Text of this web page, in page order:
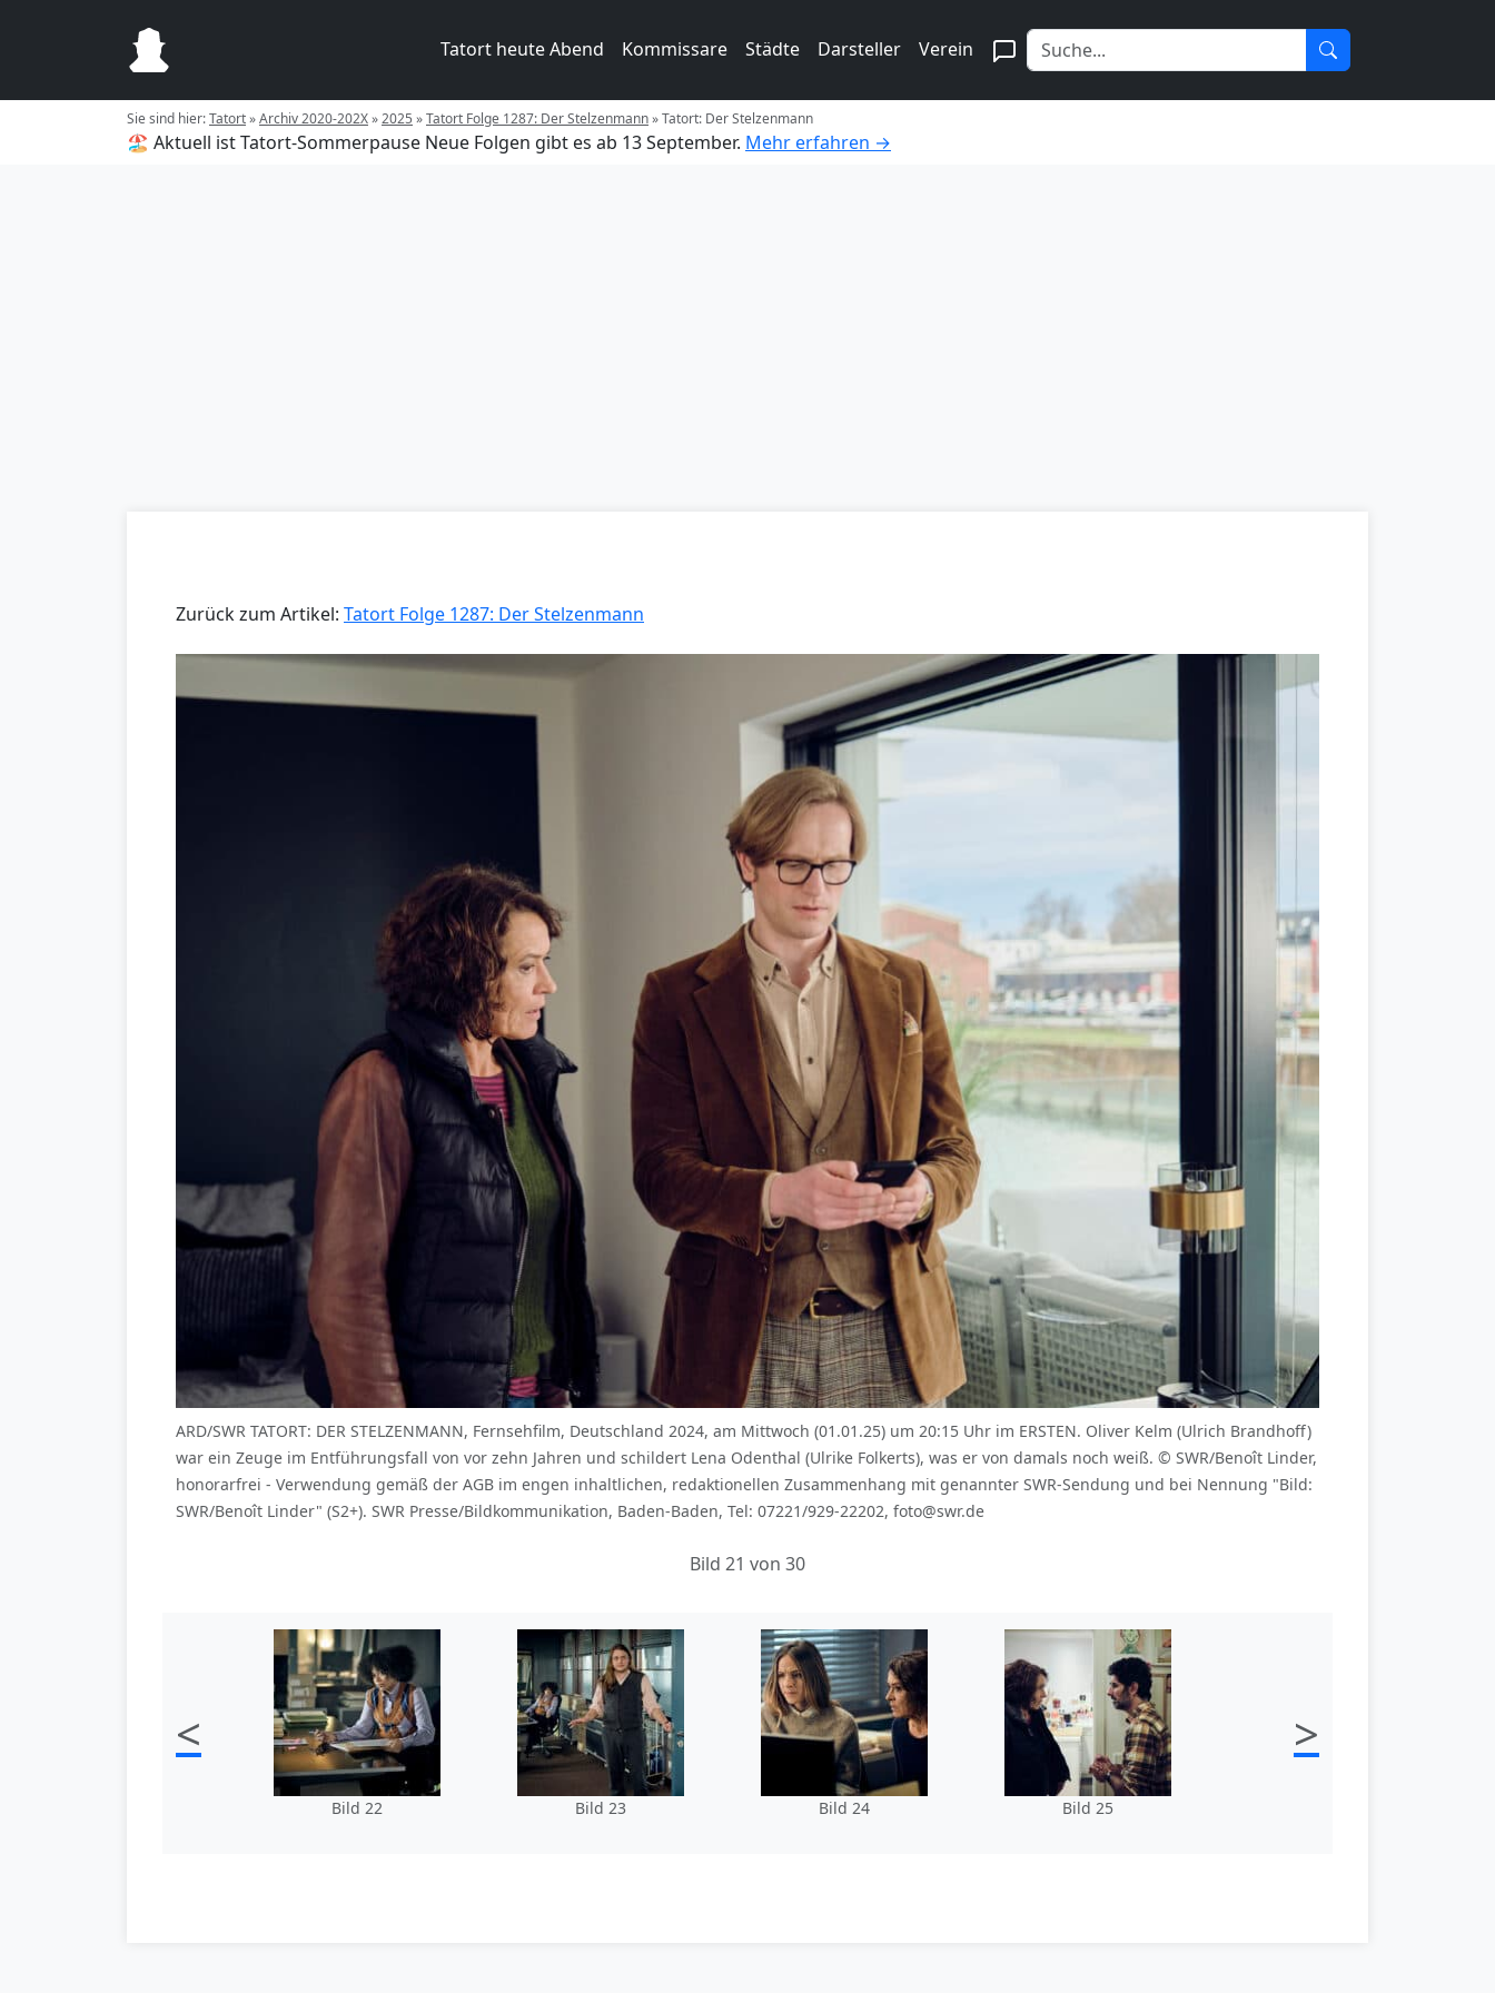
Tatort heute Abend Kommissare Städte Darsteller Verein
Sie sind hier:Tatort»Archiv 2020-202X»2025 »Tatort Folge 1287: Der Stelzenmann»Tatort: Der Stelzenmann
🏖️ Aktuell ist Tatort-Sommerpause Neue Folgen gibt es ab 13 September. Mehr erfahren →
Zurück zum Artikel: Tatort Folge 1287: Der Stelzenmann
ARD/SWR TATORT: DER STELZENMANN, Fernsehfilm, Deutschland 2024, am Mittwoch (01.01.25) um 20:15 Uhr im ERSTEN. Oliver Kelm (Ulrich Brandhoff)
war ein Zeuge im Entführungsfall von vor zehn Jahren und schildert Lena Odenthal (Ulrike Folkerts), was er von damals noch weiß. © SWR/Benoît Linder,
honorarfrei - Verwendung gemäß der AGB im engen inhaltlichen, redaktionellen Zusammenhang mit genannter SWR-Sendung und bei Nennung "Bild:
SWR/Benoît Linder" (S2+). SWR Presse/Bildkommunikation, Baden-Baden, Tel: 07221/929-22202, foto@swr.de
Bild 21 von 30
<
Bild 22 Bild 23 Bild 24 Bild 25
>